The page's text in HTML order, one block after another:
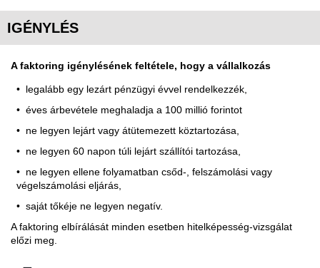
IGÉNYLÉS
A faktoring igénylésének feltétele, hogy a vállalkozás
legalább egy lezárt pénzügyi évvel rendelkezzék,
éves árbevétele meghaladja a 100 millió forintot
ne legyen lejárt vagy átütemezett köztartozása,
ne legyen 60 napon túli lejárt szállítói tartozása,
ne legyen ellene folyamatban csőd-, felszámolási vagy
végelszámolási eljárás,
saját tőkéje ne legyen negatív.
A faktoring elbírálását minden esetben hitelképesség-vizsgálat
előzi meg.